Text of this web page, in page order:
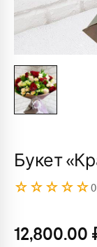
Букет
☆☆☆☆☆
12,800.00